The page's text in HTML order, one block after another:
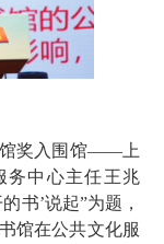
馆奖入围馆——上
务中心主任王兆
书’说起”为题，
馆在公共文化服